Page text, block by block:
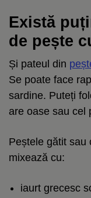
Există
de pește
Și pateul din
Se poate face
sardine. Puteți
are oase sau cel
Peștele gătit sau
mixează cu:
iaurt grecesc